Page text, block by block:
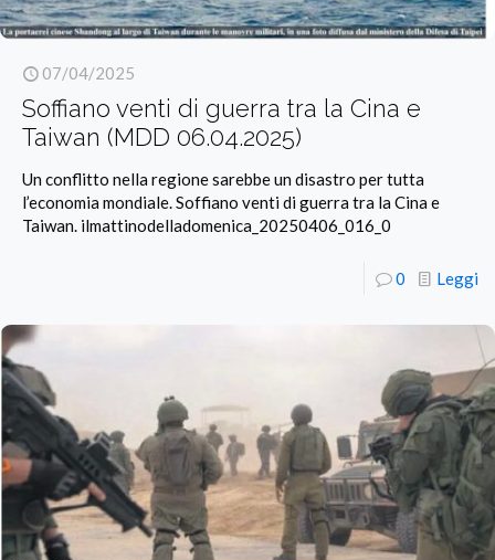
07/04/2025
Soffiano venti di guerra tra la Cina e
Taiwan (MDD 06.04.2025)
Un conflitto nella regione sarebbe un disastro per tutta
l’economia mondiale. Soffiano venti di guerra tra la Cina e
Taiwan. ilmattinodelladomenica_20250406_016_0
0 Leggi